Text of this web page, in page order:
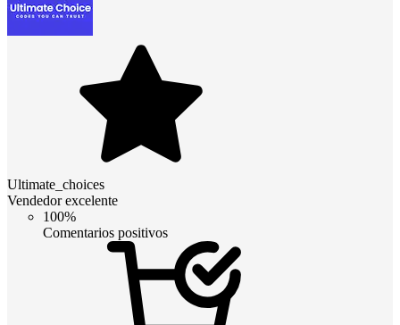
Ultimate_choices
Vendedor excelente
100%
Comentarios positivos